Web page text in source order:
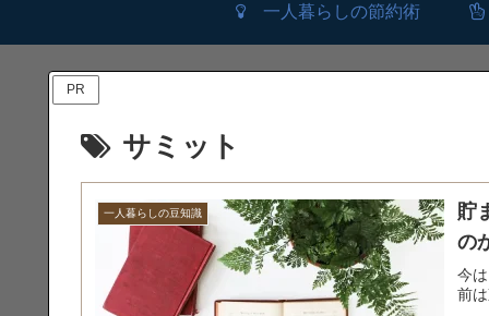
一人暮らしの節約術
PR
サミット
一人暮らしの豆知識
貯
の
今
前